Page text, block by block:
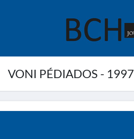
VONI PÉDIADOS - 1997